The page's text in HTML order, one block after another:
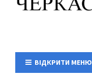
ВІДКРИТИ МЕНЮ